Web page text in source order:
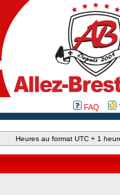
FAQ
Heures au format UTC + 1